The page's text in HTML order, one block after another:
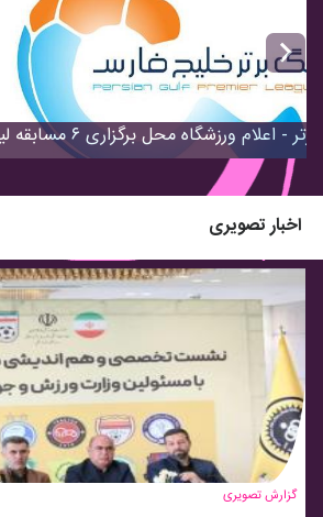
لیگ برتر - اعلام ورزشگاه محل برگزاری ۶ مسابقه لیگ برتر
Next
اخبار تصویری
گزارش تصویری